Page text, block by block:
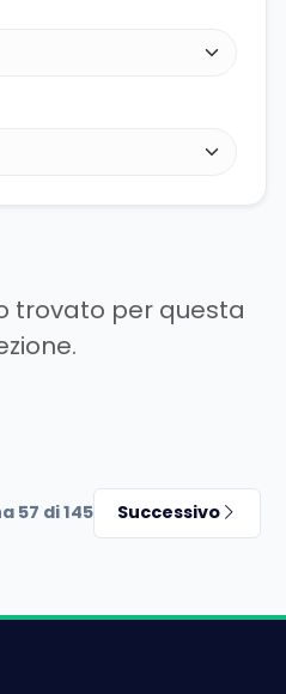
trovato per questa
57 di 145 Successivo